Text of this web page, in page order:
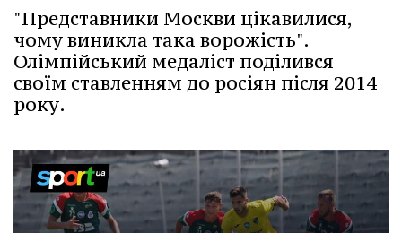
"Представники Москви цікавилися,
чому виникла така ворожість".
Олімпійський медаліст поділився
своїм ставленням до росіян після 2014
року.